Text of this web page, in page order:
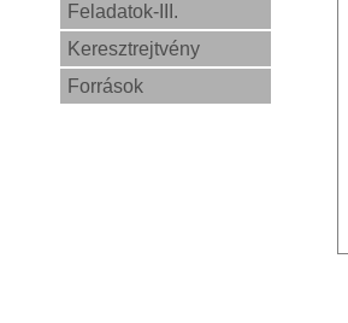
Feladatok-III.
Keresztrejtvény
Források